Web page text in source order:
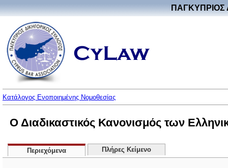
ΠΑΓΚΥΠΡΙΟΣ
Κατάλογος Ενοποιημένης Νομοθεσίας
Ο Διαδικαστικός Κανονισμός των
Περιεχόμενα Πλήρες Κείμενο